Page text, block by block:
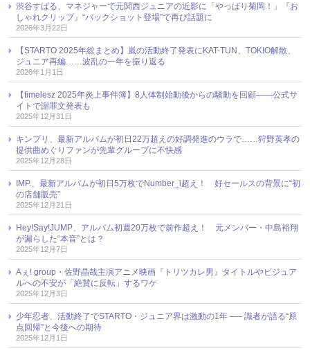
渋谷すばる、マネジャーで元関西ジュニアの近影に「やっぱり菊岡！」『お
しゃれクリップ』“バックショット登場”で再び話題に
2026年3月22日
【STARTO 2025年総まとめ】嵐の活動終了発表にKAT-TUN、TOKIO解散、
ジュニア再編……波乱の一年を振り返る
2026年1月1日
【timelesz 2025年炎上事件簿】8人体制始動後からの騒動を回顧――公式サ
イトで謝罪文発表も
2025年12月31日
キンプリ、最新アルバムが初日22万超えの好調発進のウラで……狩野英孝の
提供曲めぐりファンが先輩グループに不快感
2025年12月28日
IMP.、最新アルバムが初日5万枚でNumber_i超え！ 好セールスの背景に“初
の店舗販売”
2025年12月21日
Hey!Say!JUMP、アルバム初週20万枚で前作超え！ 元メンバー・中島裕翔
が漏らした“本音”とは？
2025年12月7日
Aぇ! group・佐野晶哉主演アニメ映画『トリツカレ男』タイトルやビジュア
ルへの不安が「絶賛に反転」するワケ
2025年12月3日
少年忍者、活動終了でSTARTO・ジュニア界は激動の1年 ── 識者が語る“原
点回帰”と今後への期待
2025年12月1日